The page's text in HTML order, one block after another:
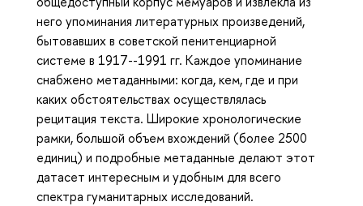
него упоминания литературных произведений,
бытовавших в советской пенитенциарной
системе в 1917--1991 гг. Каждое упоминание
снабжено метаданными: когда, кем, где и при
каких обстоятельствах осуществлялась
рецитация текста. Широкие хронологические
рамки, большой объем вхождений (более 2500
единиц) и подробные метаданные делают этот
датасет интересным и удобным для всего
спектра гуманитарных исследований.